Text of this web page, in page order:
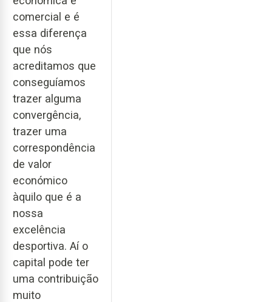
comercial e é
essa diferença
que nós
acreditamos que
conseguíamos
trazer alguma
convergência,
trazer uma
correspondência
de valor
económico
àquilo que é a
nossa
excelência
desportiva. Aí o
capital pode ter
uma contribuição
muito